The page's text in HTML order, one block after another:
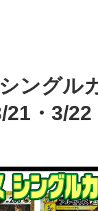
ングル
・3/22